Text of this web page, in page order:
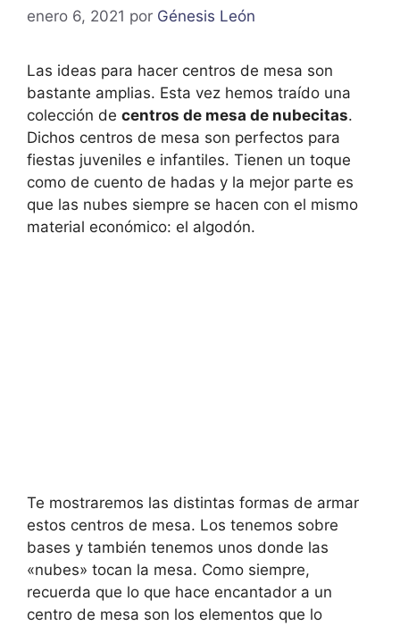
enero 6, 2021 por Génesis León
Las ideas para hacer centros de mesa son
bastante amplias. Esta vez hemos traído una
colección de centros de mesa de nubecitas.
Dichos centros de mesa son perfectos para
fiestas juveniles e infantiles. Tienen un toque
como de cuento de hadas y la mejor parte es
que las nubes siempre se hacen con el mismo
material económico: el algodón.
Te mostraremos las distintas formas de armar
estos centros de mesa. Los tenemos sobre
bases y también tenemos unos donde las
«nubes» tocan la mesa. Como siempre,
recuerda que lo que hace encantador a un
centro de mesa son los elementos que lo